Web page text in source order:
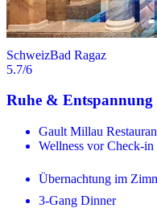
SchweizBad Ragaz
5.7/6
Ruhe & Entspannung
Gault Millau
Wellness vor Check-
Übernachtung im
3-Gang Dinner